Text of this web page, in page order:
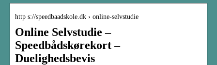
http s://speedbaadskole.dk › online-selvstudie
Online Selvstudie –
Speedbådskørekort –
Duelighedsbevis